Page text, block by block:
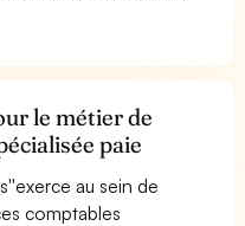
le métier de
paie
au sein de
comptables